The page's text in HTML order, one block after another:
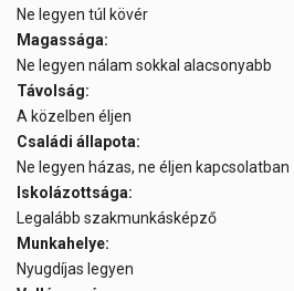
Ne legyen túl kövér
Magassága:
Ne legyen nálam sokkal alacsonyabb
Távolság:
A közelben éljen
Családi állapota:
Ne legyen házas, ne éljen kapcsolatban
Iskolázottsága:
Legalább szakmunkásképző
Munkahelye:
Nyugdíjas legyen